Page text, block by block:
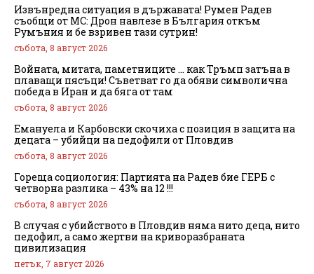
Извънредна ситуация в държавата! Румен Радев
съобщи от МС: Дрон навлезе в България откъм
Румъния и бе взривен тази сутрин!
събота, 8 август 2026
Войната, митата, паметниците … как Тръмп затъна в
плаващи пясъци! Съветват го да обяви символична
победа в Иран и да бяга от там
събота, 8 август 2026
Емануела и Карбовски скочиха с позиция в защита на
децата – убийци на педофили от Пловдив
събота, 8 август 2026
Гореща социология: Партията на Радев бие ГЕРБ с
четворна разлика – 43% на 12 !!!
събота, 8 август 2026
В случая с убийството в Пловдив няма нито деца, нито
педофил, а само жертви на криворазбраната
цивилизация
петък, 7 август 2026